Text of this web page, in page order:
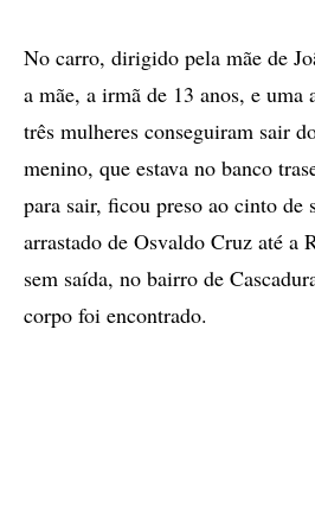
No carro, dirigido pela mãe de
a mãe, a irmã de 13 anos, e
três mulheres conseguiram sair
menino, que estava no banco
para sair, ficou preso ao cinto de
arrastado de Osvaldo Cruz até a
sem saída, no bairro de
corpo foi encontrado.